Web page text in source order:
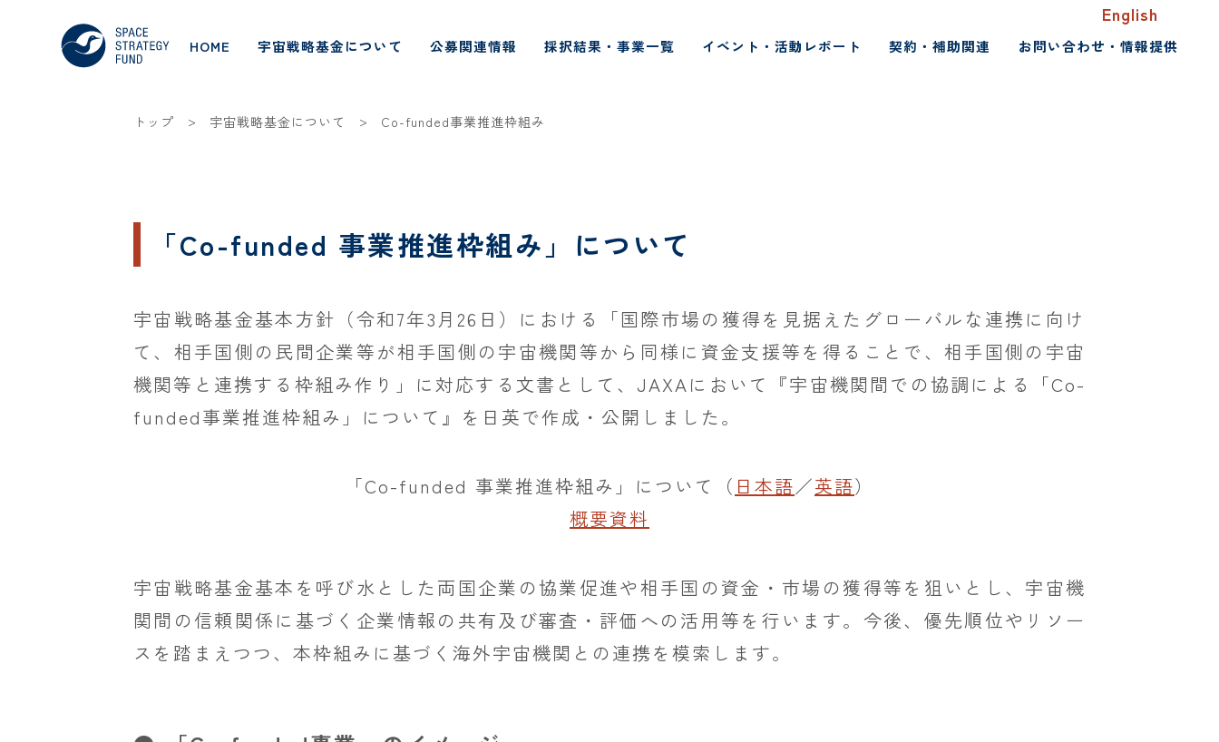
English
HOME 宇宙戦略基金について 公募関連情報 採択結果・事業一覧 イベント・活動レポート 契約・補助関連 お問い合わせ・情報提供
トップ > 宇宙戦略基金について > Co-funded事業推進枠組み
「Co-funded 事業推進枠組み」について
宇宙戦略基金基本方針（令和7年3月26日）における「国際市場の獲得を見据えたグローバルな連携に向け
て、相手国側の民間企業等が相手国側の宇宙機関等から同様に資金支援等を得ることで、相手国側の宇宙
機関等と連携する枠組み作り」に対応する文書として、JAXAにおいて『宇宙機関間での協調による「Co-
funded事業推進枠組み」について』を日英で作成・公開しました。
「Co-funded 事業推進枠組み」について（ 日本語／英語）
概要資料
宇宙戦略基金基本を呼び水とした両国企業の協業促進や相手国の資金・市場の獲得等を狙いとし、宇宙機
関間の信頼関係に基づく企業情報の共有及び審査・評価への活用等を行います。今後、優先順位やリソー
スを踏まえつつ、本枠組みに基づく海外宇宙機関との連携を模索します。